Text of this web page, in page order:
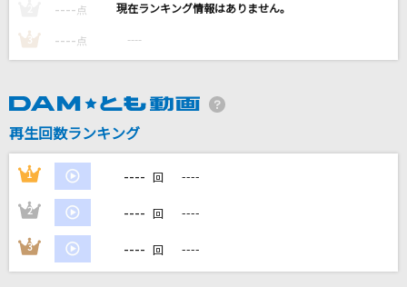
[生音]恋
Sharon
DAMの新曲・ランキングなど
---- 点 ----
3 ---- 点 ----
再生回数ランキング
1 ---- 回 ----
2 ---- 回 ----
3 ---- 回 ----